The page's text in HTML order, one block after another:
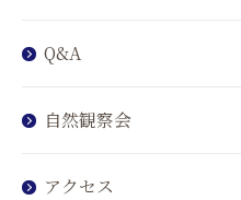
Q&A
自然観察会
アクセス